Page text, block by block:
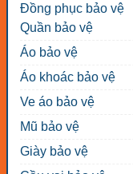
Đồng phục bảo vệ
Quần bảo vệ
Áo bảo vệ
Áo khoác bảo vệ
Ve áo bảo vệ
Mũ bảo vệ
Giày bảo vệ